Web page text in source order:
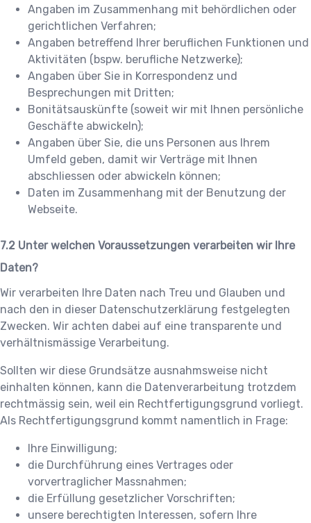
Angaben im Zusammenhang mit behördlichen oder
gerichtlichen Verfahren;
Angaben betreffend Ihrer beruflichen Funktionen und
Aktivitäten (bspw. berufliche Netzwerke);
Angaben über Sie in Korrespondenz und
Besprechungen mit Dritten;
Bonitätsauskünfte (soweit wir mit Ihnen persönliche
Geschäfte abwickeln);
Angaben über Sie, die uns Personen aus Ihrem
Umfeld geben, damit wir Verträge mit Ihnen
abschliessen oder abwickeln können;
Daten im Zusammenhang mit der Benutzung der
Webseite.
Unter welchen Voraussetzungen verarbeiten wir Ihre
Daten?
Wir verarbeiten Ihre Daten nach Treu und Glauben und
nach den in dieser Datenschutzerklärung festgelegten
Zwecken. Wir achten dabei auf eine transparente und
verhältnismässige Verarbeitung.
Sollten wir diese Grundsätze ausnahmsweise nicht
einhalten können, kann die Datenverarbeitung trotzdem
rechtmässig sein, weil ein Rechtfertigungsgrund vorliegt.
Als Rechtfertigungsgrund kommt namentlich in Frage:
Ihre Einwilligung;
die Durchführung eines Vertrages oder
vorvertraglicher Massnahmen;
die Erfüllung gesetzlicher Vorschriften;
unsere berechtigten Interessen, sofern Ihre